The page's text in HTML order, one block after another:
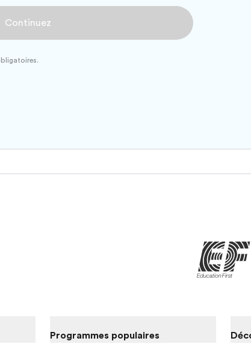
Continuez
Programmes populaires